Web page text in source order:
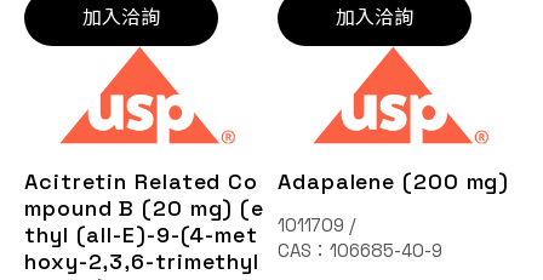
加入洽詢 加入洽詢
Acitretin Related Co
mpound B (20 mg) (e
thyl (all-E)-9-(4-met
hoxy-2,3,6-trimethyl
Adapalene (200 mg)
1011709 /
CAS：106685-40-9